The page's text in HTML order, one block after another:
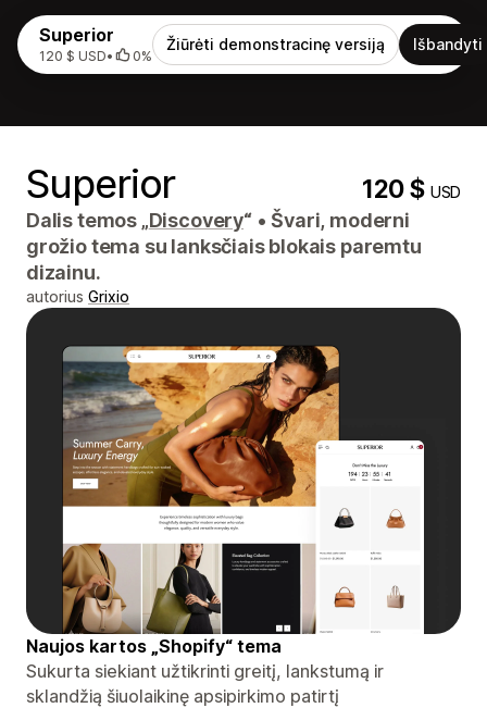
Superior
120 $ USD• 0%
Žiūrėti demonstracinę versiją Išbandyti
Superior 120 $USD
Dalis temos „Discovery“ • Švari, moderni
grožio tema su lanksčiais blokais paremtu
dizainu.
autorius Grixio
Naujos kartos „Shopify“ tema
Sukurta siekiant užtikrinti greitį, lankstumą ir
sklandžią šiuolaikinę apsipirkimo patirtį